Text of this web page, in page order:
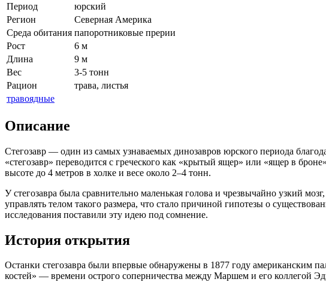
Период
юрский
Регион
Северная Америка
Среда обитания папоротниковые прерии
Рост
6 м
Длина
9 м
Вес
3-5 тонн
Рацион
трава, листья
травоядные
Описание
Стегозавр — один из самых узнаваемых динозавров юрского периода
«стегозавр» переводится с греческого как «крытый ящер» или «ящер в
высоте до 4 метров в холке и весе около 2–4 тонн.
У стегозавра была сравнительно маленькая голова и чрезвычайно узкий
управлять телом такого размера, что стало причиной гипотезы о
исследования поставили эту идею под сомнение.
История открытия
Останки стегозавра были впервые обнаружены в 1877 году американским
костей» — времени острого соперничества между Маршем и его коллегой